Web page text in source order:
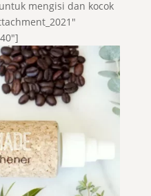
mengisi dan kocok